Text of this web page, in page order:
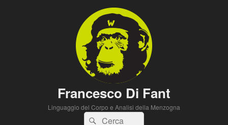
Francesco Di Fant
Linguaggio del Corpo e Analisi della Menzogna
Cerca:Cerca